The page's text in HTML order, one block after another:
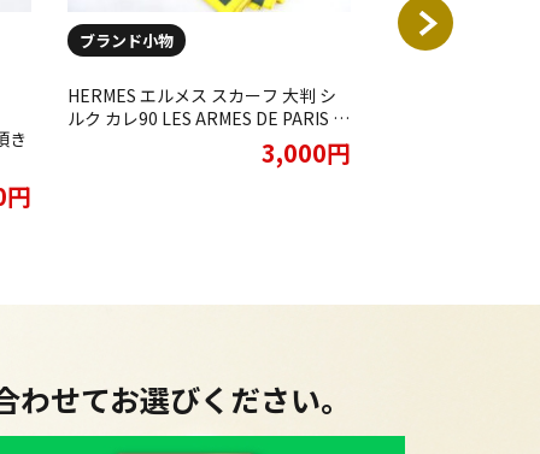
き
ブランド小物
HERMES エルメス スカーフ 大判 シ
ルク カレ90 LES ARMES DE PARIS パ
リの紋章 シルク ヴィンテージをお買
3,000円
ブランド小物
せてお選びください。